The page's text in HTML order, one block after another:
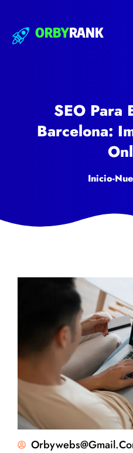
ORBYRANK
SEO Para
Barcelona:
Inicio-